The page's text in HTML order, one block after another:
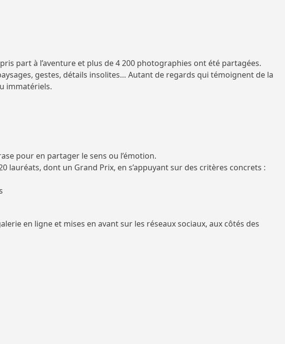
part à l’aventure et plus de 4 200 photographies ont été partagées.
gestes, détails insolites… Autant de regards qui témoignent de la
immatériels.
pour en partager le sens ou l’émotion.
lauréats, dont un Grand Prix, en s’appuyant sur des critères concrets :
en ligne et mises en avant sur les réseaux sociaux, aux côtés des